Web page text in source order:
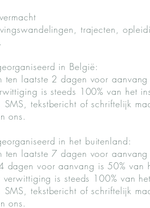
trajecten,
in België:
ten laatste 2 dagen voor
is steeds 100% van het
tekstbericht of schriftelijk
ons.
in het buitenland:
ten laatste 7 dagen voor
dagen voor aanvang is 50% van
is steeds 100% van
tekstbericht of schriftelijk
ons.